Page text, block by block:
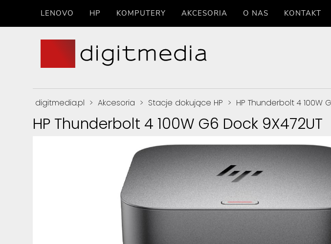
LENOVO HP KOMPUTERY AKCESORIA O NAS KONTAKT
digitmedia.pl > Akcesoria > Stacje dokujące HP > HP Thunderbolt 4 100W
HP Thunderbolt 4 100W G6 Dock 9X472UT